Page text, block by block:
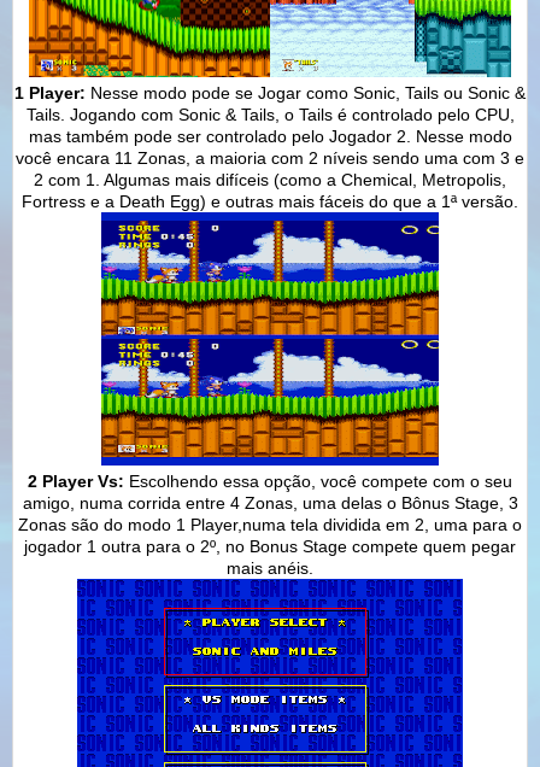
1 Player: Nesse modo pode se Jogar como Sonic, Tails ou Sonic &
Tails. Jogando com Sonic & Tails, o Tails é controlado pelo CPU,
mas também pode ser controlado pelo Jogador 2. Nesse modo
você encara 11 Zonas, a maioria com 2 níveis sendo uma com 3 e
2 com 1. Algumas mais difíceis (como a Chemical, Metropolis,
Fortress e a Death Egg) e outras mais fáceis do que a 1ª versão.
2 Player Vs: Escolhendo essa opção, você compete com o seu
amigo, numa corrida entre 4 Zonas, uma delas o Bônus Stage, 3
Zonas são do modo 1 Player,numa tela dividida em 2, uma para o
jogador 1 outra para o 2º, no Bonus Stage compete quem pegar
mais anéis.